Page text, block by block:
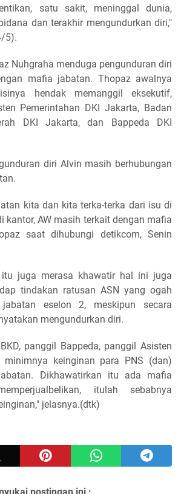
satu sakit, meninggal dunia,
dan terakhir mengundurkan diri,"
5).
Nuhgraha menduga pengunduran diri
mafia jabatan. Thopaz awalnya
hendak memanggil eksekutif,
Pemerintahan DKI Jakarta, Badan
DKI Jakarta, dan Bappeda DKI
diri Alvin masih berhubungan
kita dan kita terka-terka dari isu di
kantor, AW masih terkait dengan mafia
saat dihubungi detikcom, Senin
itu juga merasa khawatir hal ini juga
tindakan ratusan ASN yang ogah
eselon 2, meskipun secara
mengundurkan diri.
panggil Bappeda, panggil Asisten
minimnya keinginan para PNS (dan)
Dikhawatirkan itu ada mafia
itulah sebabnya
jelasnya.(dtk)
postingan ini :